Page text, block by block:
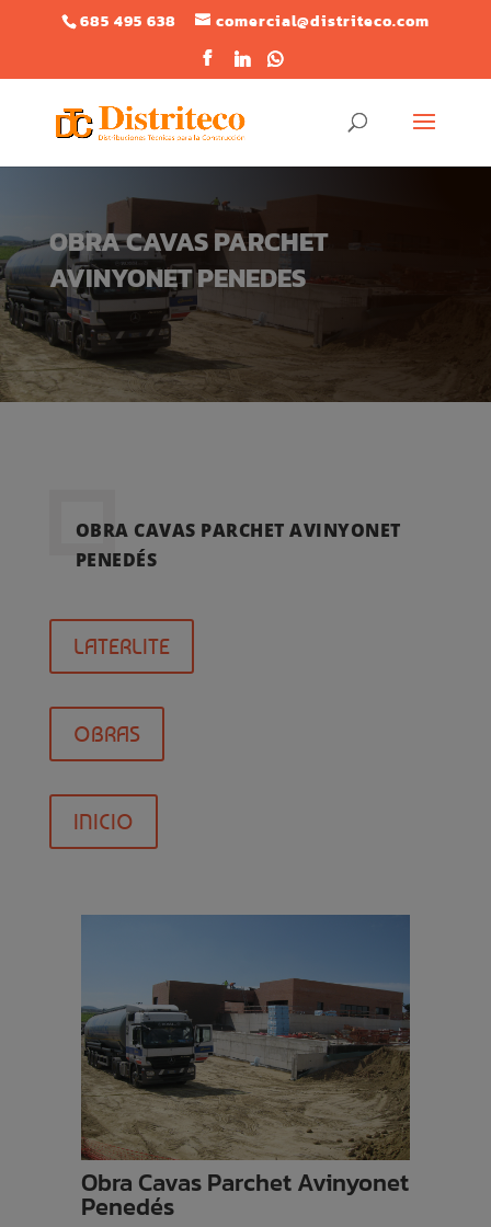
685 495 638 comercial@distriteco.com
OBRA CAVAS PARCHET
AVINYONET PENEDES
OBRA CAVAS PARCHET AVINYONET
PENEDÉS
LATERLITE
OBRAS
INICIO
Obra Cavas Parchet Avinyonet
Penedés